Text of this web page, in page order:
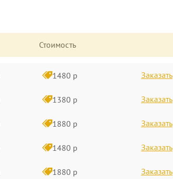
Стоимость
1480 р Заказать
1380 р Заказать
1880 р Заказать
1480 р Заказать
1880 р Заказать